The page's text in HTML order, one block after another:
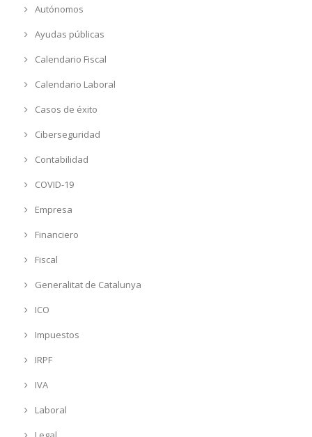
Autónomos
Ayudas públicas
Calendario Fiscal
Calendario Laboral
Casos de éxito
Ciberseguridad
Contabilidad
COVID-19
Empresa
Financiero
Fiscal
Generalitat de Catalunya
ICO
Impuestos
IRPF
IVA
Laboral